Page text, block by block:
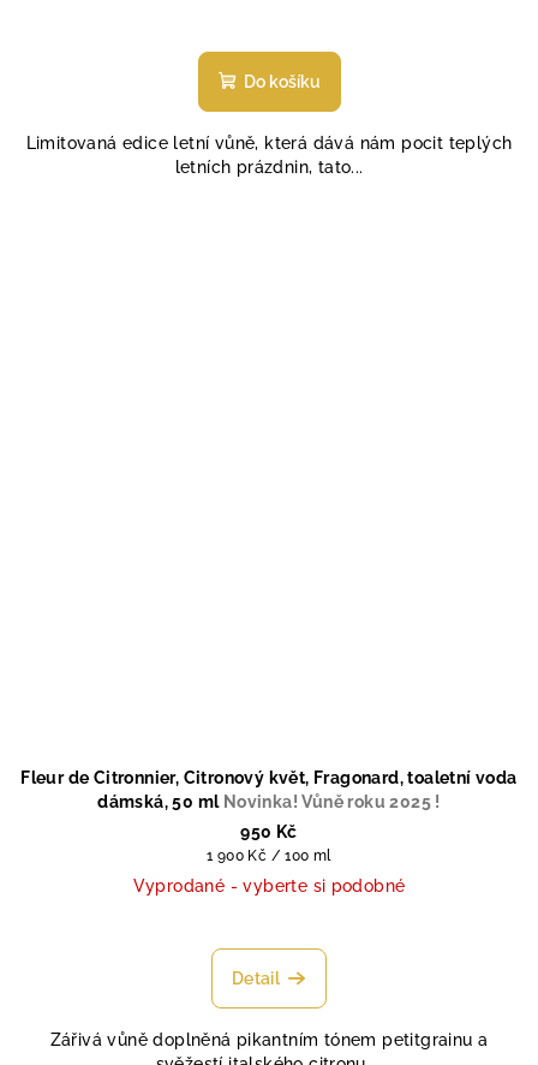
hodnocení
produktu
z
5
Do košíku
Limitovaná edice letní vůně, která dává nám pocit teplých
letních prázdnin, tato...
Fleur de Citronnier, Citronový květ, Fragonard, toaletní voda
dámská, 50 ml Novinka! Vůně roku 2025 !
950 Kč
Měrná
cena:
1 900 Kč / 100 ml
Vyprodané - vyberte si podobné
hodnocení
produktu
z
Detail
Zářivá vůně doplněná pikantním tónem petitgrainu a